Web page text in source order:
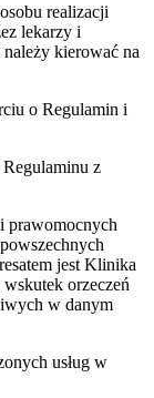
realizacji
lekarzy i
kierować na
o Regulamin i
z
prawomocnych
jest Klinika
orzeczeń
w danym
usług w